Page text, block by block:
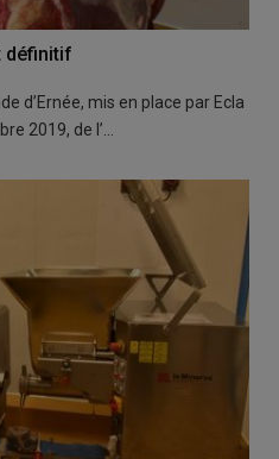
définitif
d’Ernée, mis en place par Ecla
2019, de l’…